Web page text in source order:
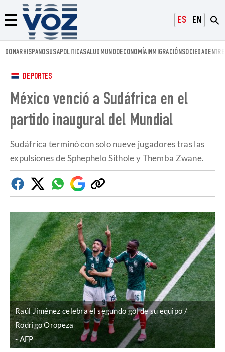
ESPAÑOLENGLISH
Menú
Voz.us
DONARHISPANOSUSAPOLITICASALUD MUNDOECONOMÍAINMIGRACIÓNSOCIEDAD
DEPORTES
México venció a Sudáfrica en el
partido inaugural del Mundial
Sudáfrica terminó con solo nueve jugadores tras las
expulsiones de Sphephelo Sithole y Themba Zwane.
FacebookTwitterWhatsapp
Google
Discover
Copiar
enlace
Raúl Jiménez celebra el segundo gol de su equipo /
Rodrigo Oropeza
AFP